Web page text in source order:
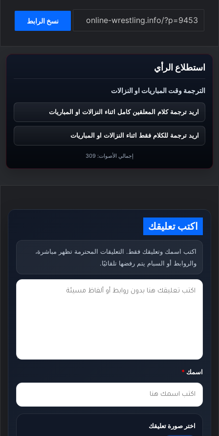
نسخ الرابط
استطلاع الرأي
الترجمة وقت المباريات او النزالات
اريد ترجمة كلام المعلقين كامل اثناء النزالات او المباريات
اريد ترجمة للكلام فقط اثناء النزالات او المباريات
إجمالي الأصوات: 309
اكتب تعليقك
اكتب اسمك وتعليقك فقط. التعليقات المحترمة تظهر مباشرة،
والروابط أو السبام يتم رفضها تلقائيًا.
ت
ك
*
اسمك *
اختر صورة تعليقك